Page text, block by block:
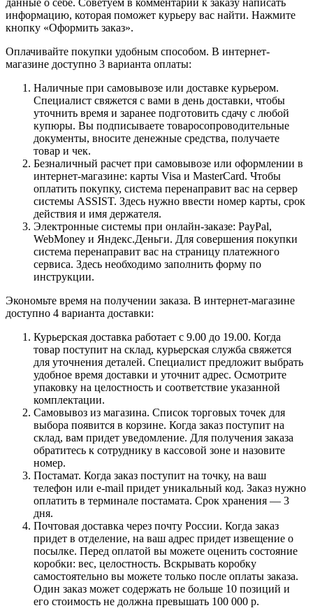
информацию, которая поможет курьеру вас найти. Нажмите
кнопку «Оформить заказ».
Оплачивайте покупки удобным способом. В интернет-
магазине доступно 3 варианта оплаты:
Наличные при самовывозе или доставке курьером.
Специалист свяжется с вами в день доставки, чтобы
уточнить время и заранее подготовить сдачу с любой
купюры. Вы подписываете товаросопроводительные
документы, вносите денежные средства, получаете
товар и чек.
Безналичный расчет при самовывозе или оформлении в
интернет-магазине: карты Visa и MasterCard. Чтобы
оплатить покупку, система перенаправит вас на сервер
системы ASSIST. Здесь нужно ввести номер карты, срок
действия и имя держателя.
Электронные системы при онлайн-заказе: PayPal,
WebMoney и Яндекс.Деньги. Для совершения покупки
система перенаправит вас на страницу платежного
сервиса. Здесь необходимо заполнить форму по
инструкции.
Экономьте время на получении заказа. В интернет-магазине
доступно 4 варианта доставки:
Курьерская доставка работает с 9.00 до 19.00. Когда
товар поступит на склад, курьерская служба свяжется
для уточнения деталей. Специалист предложит выбрать
удобное время доставки и уточнит адрес. Осмотрите
упаковку на целостность и соответствие указанной
комплектации.
Самовывоз из магазина. Список торговых точек для
выбора появится в корзине. Когда заказ поступит на
склад, вам придет уведомление. Для получения заказа
обратитесь к сотруднику в кассовой зоне и назовите
номер.
Постамат. Когда заказ поступит на точку, на ваш
телефон или e-mail придет уникальный код. Заказ нужно
оплатить в терминале постамата. Срок хранения — 3
дня.
Почтовая доставка через почту России. Когда заказ
придет в отделение, на ваш адрес придет извещение о
посылке. Перед оплатой вы можете оценить состояние
коробки: вес, целостность. Вскрывать коробку
самостоятельно вы можете только после оплаты заказа.
Один заказ может содержать не больше 10 позиций и
его стоимость не должна превышать 100 000 р.